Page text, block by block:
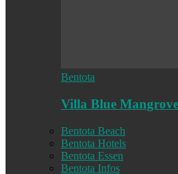
Bentota
Villa Blue Mangrove
Bentota Beach
Bentota Hotels
Bentota Essen
Bentota Infos